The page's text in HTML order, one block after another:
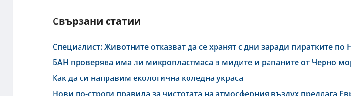
Свързани статии
Специалист: Животните отказват да се хранят с дни заради пиратките по
БАН проверява има ли микропластмаса в мидите и рапаните от Черно
Как да си направим екологична коледна украса
Нови по-строги правила за чистотата на атмосферния въздух предлага